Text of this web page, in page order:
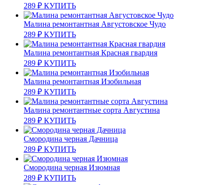
289 ₽ КУПИТЬ
Малина ремонтантная Августовское Чудо
289 ₽ КУПИТЬ
Малина ремонтантная Красная гвардия
289 ₽ КУПИТЬ
Малина ремонтантная Изобильная
289 ₽ КУПИТЬ
Малина ремонтантные сорта Августина
289 ₽ КУПИТЬ
Смородина черная Дачница
289 ₽ КУПИТЬ
Смородина черная Изюмная
289 ₽ КУПИТЬ